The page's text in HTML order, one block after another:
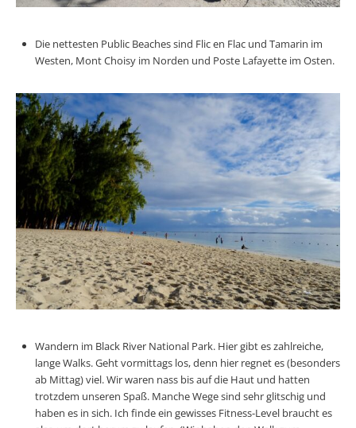
Die nettesten Public Beaches sind Flic en Flac und Tamarin im
Westen, Mont Choisy im Norden und Poste Lafayette im Osten.
Wandern im Black River National Park. Hier gibt es zahlreiche,
lange Walks. Geht vormittags los, denn hier regnet es (besonders
ab Mittag) viel. Wir waren nass bis auf die Haut und hatten
trotzdem unseren Spaß. Manche Wege sind sehr glitschig und
haben es in sich. Ich finde ein gewisses Fitness-Level braucht es